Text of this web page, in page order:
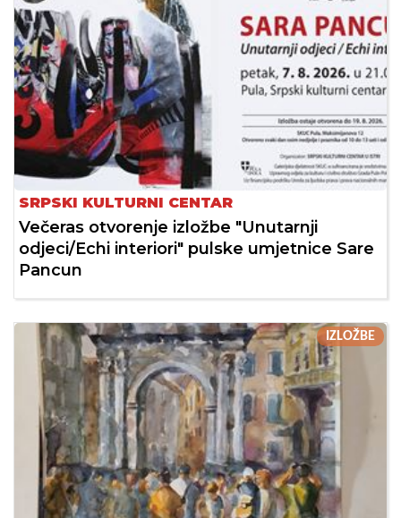
SRPSKI KULTURNI CENTAR
Večeras otvorenje izložbe "Unutarnji
odjeci/Echi interiori" pulske umjetnice Sare
Pancun
IZLOŽBE